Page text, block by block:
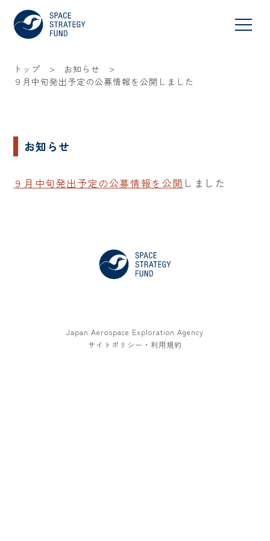
トップ > お知らせ
>
９月中旬発出予定の公募情報を公開しました
お知らせ
９月中旬発出予定の公募情報を公開 しました
Japan Aerospace Exploration Agency
サイトポリシー・利用規約